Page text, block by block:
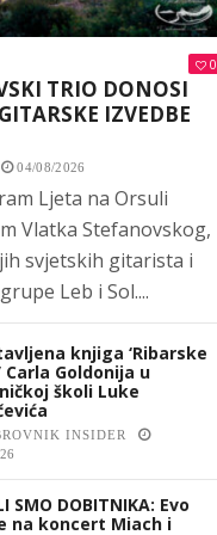
0
TRIO DONOSI
IZVEDBE
04/08/2026
Ljeta na Orsuli
Vlatka Stefanovskog,
svjetskih gitarista i
Leb i Sol....
knjiga ‘Ribarske
Carla Goldonija u
školi Luke
INSIDER
SMO DOBITNIKA: Evo
na koncert Miach i